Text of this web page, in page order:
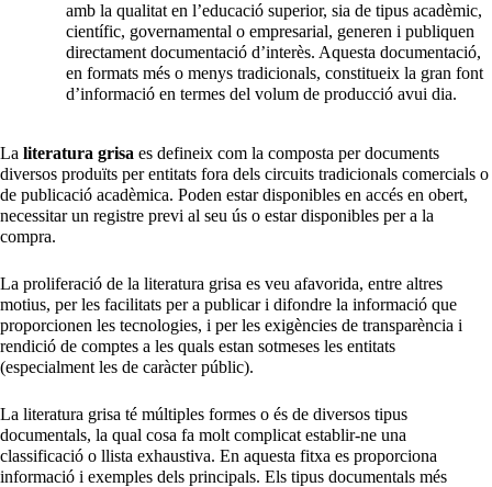
amb la qualitat en l’educació superior, sia de tipus acadèmic,
científic, governamental o empresarial, generen i publiquen
directament documentació d’interès. Aquesta documentació,
en formats més o menys tradicionals, constitueix la gran font
d’informació en termes del volum de producció avui dia.
La literatura grisa es defineix com la composta per documents
diversos produïts per entitats fora dels circuits tradicionals comercials o
de publicació acadèmica. Poden estar disponibles en accés en obert,
necessitar un registre previ al seu ús o estar disponibles per a la
compra.
La proliferació de la literatura grisa es veu afavorida, entre altres
motius, per les facilitats per a publicar i difondre la informació que
proporcionen les tecnologies, i per les exigències de transparència i
rendició de comptes a les quals estan sotmeses les entitats
(especialment les de caràcter públic).
La literatura grisa té múltiples formes o és de diversos tipus
documentals, la qual cosa fa molt complicat establir-ne una
classificació o llista exhaustiva. En aquesta fitxa es proporciona
informació i exemples dels principals. Els tipus documentals més